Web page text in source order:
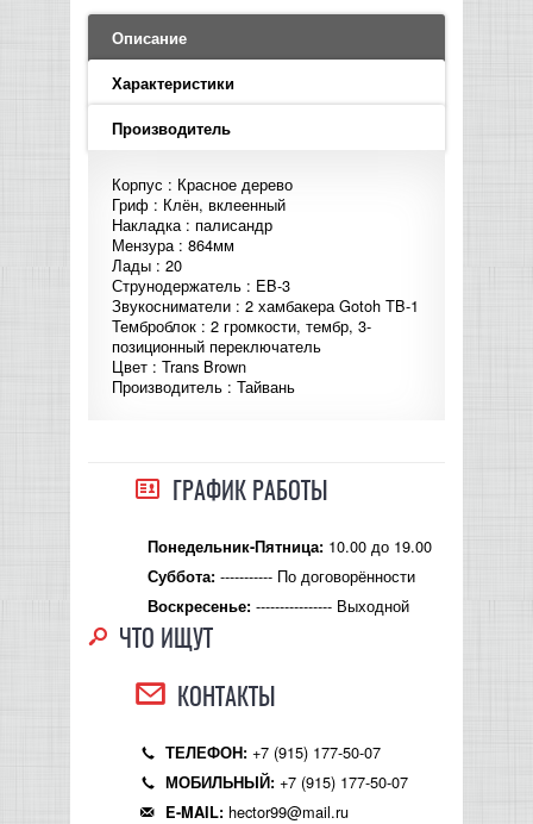
УСИЛИТЕЛИ
МИКШЕРЫ ЦИФРОВЫЕ
САБВУФЕРЫ ПАССИВНЫЕ
СЦЕНИЧЕСКИЕ МОНИТОРЫ
CD|DVD|FLASH|USB ПЛЕЕРЫ,
РЕКОРДЕРЫ
КОМПЛЕКТУЮЩИЕ ДЛЯ
АКУСТИЧЕСКИХ СИСТЕМ
КОНТРОЛЛЕРЫ АС И КРОССОВЕРЫ
НАУШНИКИ
LED PAR
БАСОВЫЕ УСИЛИТЕЛИ И КАБИНЕТЫ
ГИТАРНЫЕ ПРИНАДЛЕЖНОСТИ
КЛАВИШНЫЕ КОМБО
СТОЙКИ ДЛЯ КЛАВИШНЫХ
ПРЕАМПЫ И МИКРОФОННЫЕ
ПРОЦЕССОРЫ
ФЛЕЙТЫ
ПРОИГРЫВАТЕЛИ ВИНИЛА
ВИДЕО РЕКОРДЕРЫ
ВИДЕО КОНВЕРТЕРЫ
АКУСТИЧЕСКИЕ
ГРОМКОГОВОРИТЕЛИ
АНОНСЫ НОВИНОК
ИНФОРМАЦИЯ
О МАГАЗИНЕ
КАК КУПИТЬ
ДОСТАВКА
ОПЛАТА
Описание
Характеристики
Производитель
Корпус : Красное дерево
Гриф : Клён, вклеенный
Накладка : палисандр
Мензура : 864мм
Лады : 20
Струнодержатель : EB-3
Звукосниматели : 2 хамбакера Gotoh TB-1
Темброблок : 2 громкости, тембр, 3-
позиционный переключатель
Цвет : Trans Brown
Производитель : Тайвань
ГРАФИК РАБОТЫ
Понедельник-Пятница: 10.00 до 19.00
Суббота: ----------- По договорённости
Воскресенье: ---------------- Выходной
ЧТО ИЩУТ
КОНТАКТЫ
ТЕЛЕФОН: +7 (915) 177-50-07
МОБИЛЬНЫЙ: +7 (915) 177-50-07
E-MAIL: hector99@mail.ru